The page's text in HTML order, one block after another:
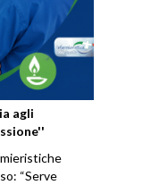
agli
“Serve